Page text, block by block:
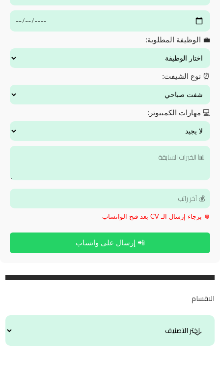
💼 الوظيفة المطلوبة:
⏰ نوع الشيفت:
💻 مهارات الكمبيوتر:
📎 برجاء إرسال الـ CV بعد فتح الواتساب
📲 إرسال على واتساب
الاقسام